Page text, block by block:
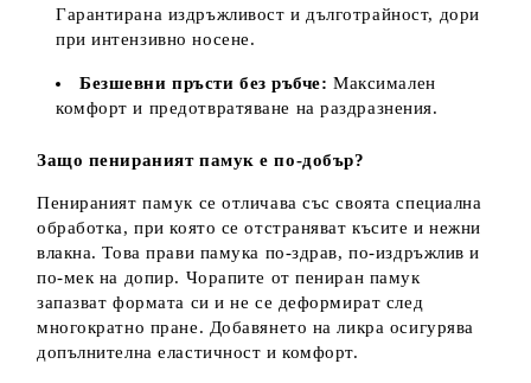
Гарантирана издръжливост и дълготрайност, дори
при интензивно носене.
Безшевни пръсти без ръбче: Максимален
комфорт и предотвратяване на раздразнения.
Защо пенираният памук е по-добър?
Пенираният памук се отличава със своята специална
обработка, при която се отстраняват късите и нежни
влакна. Това прави памука по-здрав, по-издръжлив и
по-мек на допир. Чорапите от пениран памук
запазват формата си и не се деформират след
многократно пране. Добавянето на ликра осигурява
допълнителна еластичност и комфорт.